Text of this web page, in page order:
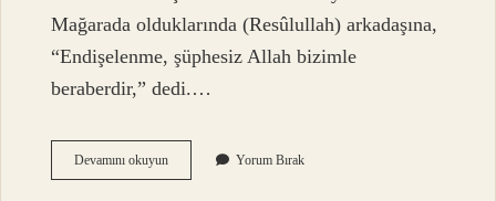
Mağarada olduklarında (Resûlullah) arkadaşına,
“Endişelenme, şüphesiz Allah bizimle
beraberdir,” dedi.…
Devamını okuyunIkinin
Ikincisi
Yorum Bırak